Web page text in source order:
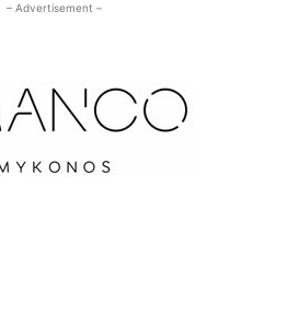
– Advertisement –